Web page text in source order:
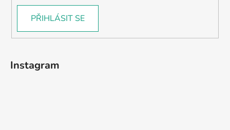
PŘIHLÁSIT SE
Instagram